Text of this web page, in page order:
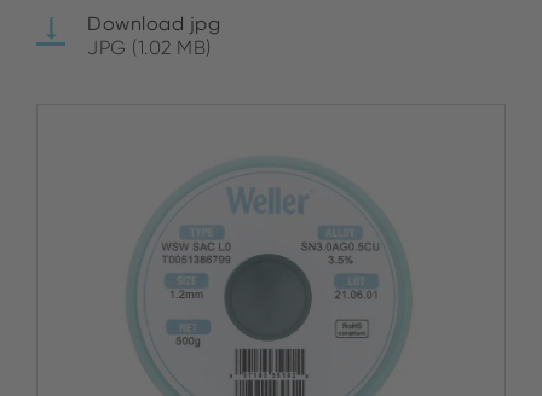
Download jpg
JPG (1.02 MB)